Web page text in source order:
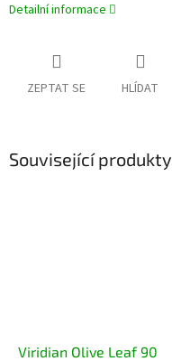
Detailní informace
ZEPTAT SE HLÍDAT
Související produkty
Viridian Olive Leaf 90